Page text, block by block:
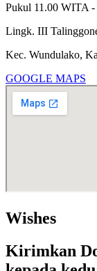
Pukul 11.00 WITA -
Lingk. III
Kec. Wundulako,
GOOGLE MAPS
Wishes
Kirimkan